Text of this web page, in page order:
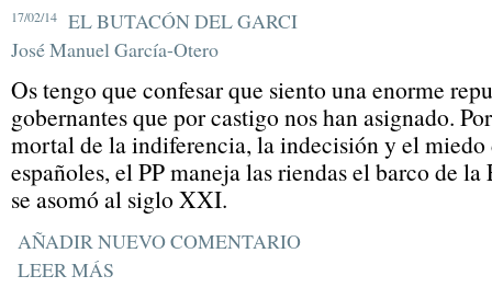
17/02/14
EL BUTACÓN DEL GARCI
José Manuel García-Otero
Os tengo que confesar que siento una enorme
gobernantes que por castigo nos han asignado.
mortal de la indiferencia, la indecisión y el miedo
españoles, el PP maneja las riendas el barco de la
se asomó al siglo XXI.
AÑADIR NUEVO COMENTARIO
LEER MÁS